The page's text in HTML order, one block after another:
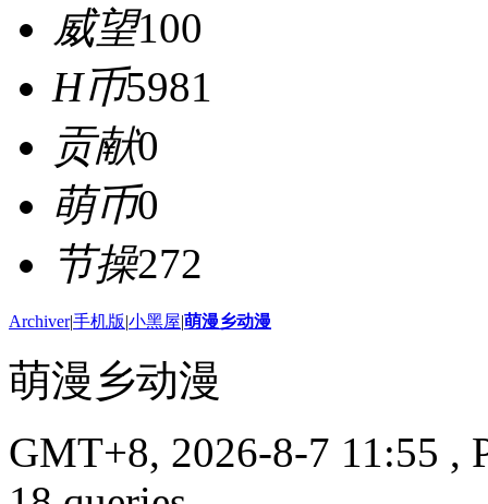
威望100
H币5981
贡献0
萌币0
节操272
Archiver|手机版|小黑屋|萌漫乡动漫
萌漫乡动漫
GMT+8, 2026-8-7 11:55 ,